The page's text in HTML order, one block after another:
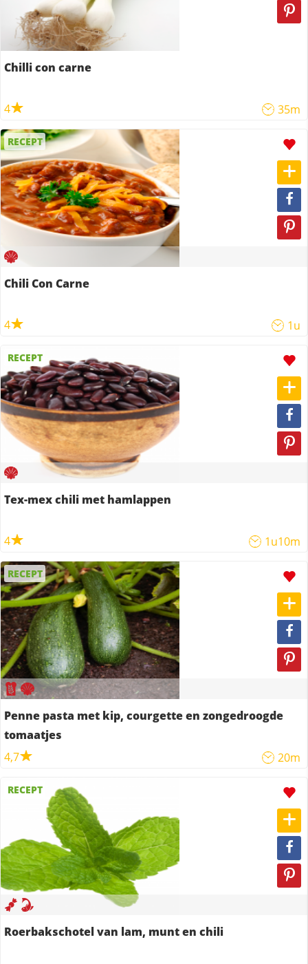
Chilli con carne
4 35m
RECEPT
Chili Con Carne
4 1u
RECEPT
Tex-mex chili met hamlappen
4 1u10m
RECEPT
Penne pasta met kip, courgette en zongedroogde
tomaatjes
4,7
20m
RECEPT
Roerbakschotel van lam, munt en chili